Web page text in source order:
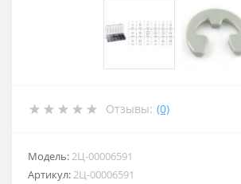
Отзывы: (0)
Модель: 2Ц-00006591
Артикул: 2Ц-00006591